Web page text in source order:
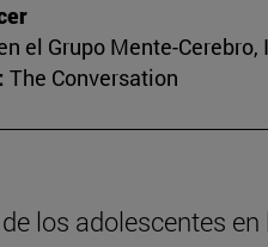
el Grupo Mente-
The Conversation
los adolescentes